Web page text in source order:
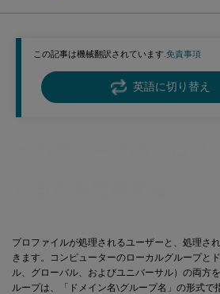
この記事は機械翻訳されています.免責事項
英語に切り替え
プロファイルが処理されるユーザーと、処理さ
きます。コンピューターのローカルグループと
ル、グローバル、およびユニバーサル）の両方
ループは、「ドメイン名\グループ名」の形式で